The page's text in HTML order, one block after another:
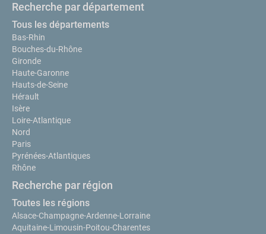
Recherche par département
Tous les départements
Bas-Rhin
Bouches-du-Rhône
Gironde
Haute-Garonne
Hauts-de-Seine
Hérault
Isère
Loire-Atlantique
Nord
Paris
Pyrénées-Atlantiques
Rhône
Recherche par région
Toutes les régions
Alsace-Champagne-Ardenne-Lorraine
Aquitaine-Limousin-Poitou-Charentes